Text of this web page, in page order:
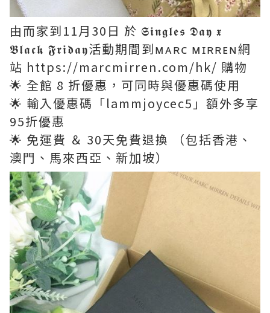
由而家到11月30日 於 𝕾𝖎𝖓𝖌𝖑𝖊𝖘 𝕯𝖆𝖞 𝖝
𝕭𝖑𝖆𝖈𝖐 𝕱𝖗𝖎𝖉𝖆𝖞活動期間到ᴍᴀʀᴄ ᴍɪʀʀᴇɴ網
站 https://marcmirren.com/hk/ 購物
🌟 全館 8 折優惠，可同時與優惠碼使用
🌟 輸入優惠碼「lammjoycec5」額外多享
95折優惠
🌟 免運費 ＆ 30天免費退換 （包括香港、
澳門、馬來西亞、新加坡）